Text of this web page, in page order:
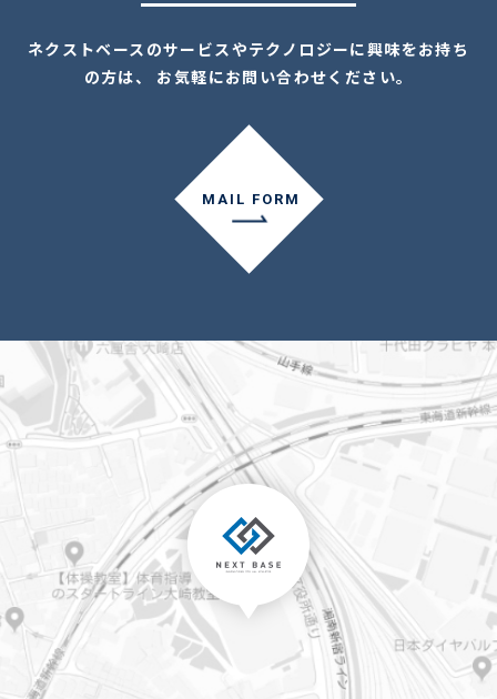
ネクストベースのサービスやテクノロジーに興味をお持ち
の方は、 お気軽にお問い合わせください。
MAIL FORM